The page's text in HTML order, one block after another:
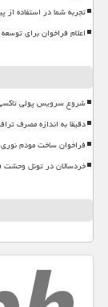
تجربه شما در استفاده از
اعلام فراخوان برای
شروع سرویس پولی
دقیقا به اندازه مصرف
فراخوان ساخت مودم
خردسالان در تونل وحشت